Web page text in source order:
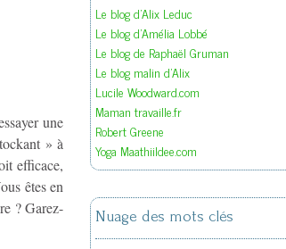
une
» à
efficace,
êtes en
? Garez-
Le blog d'Alix Leduc
Le blog d'Amélia Lobbé
Le blog de Raphaël Gruman
Le blog malin d'Alix
Lucile Woodward.com
Maman travaille.fr
Robert Greene
Yoga Maathiildee.com
Nuage des mots clés